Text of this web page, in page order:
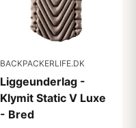
BACKPACKERLIFE.DK
Liggeunderlag -
Klymit Static V Luxe
- Bred